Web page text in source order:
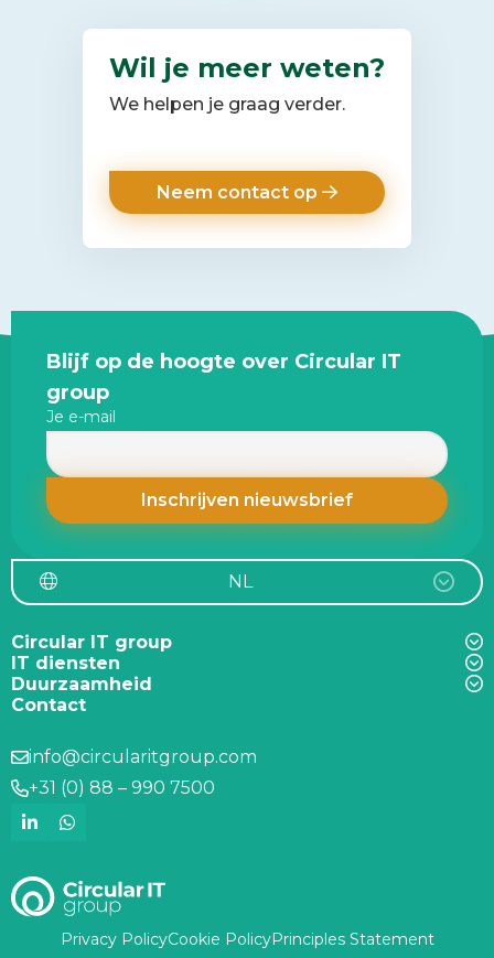
Wil je meer weten?
We helpen je graag verder.
Neem contact op
Site
footer
Blijf op de hoogte over Circular IT
group
Je e-mail
NL
Circular IT group
IT diensten
Duurzaamheid
Contact
info@circularitgroup.com
+31 (0) 88 – 990 7500
Privacy PolicyCookie PolicyPrinciples Statement